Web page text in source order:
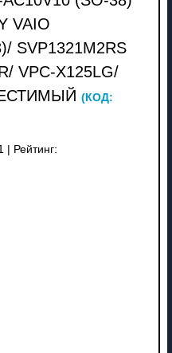
VAIO
SVP1321M2RS
VPC-X125LG/
(КОД:
Рейтинг: